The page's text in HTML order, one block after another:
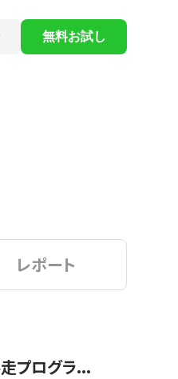
無料お試し
レポート
プログラ...